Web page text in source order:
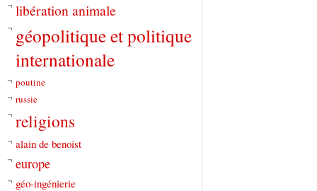
libération animale
géopolitique et politique
internationale
poutine
russie
religions
alain de benoist
europe
géo-ingénierie